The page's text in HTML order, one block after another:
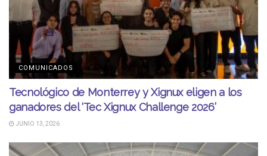
COMUNICADOS
Tecnológico de Monterrey y Xignux eligen a los
ganadores del ‘Tec Xignux Challenge 2026’
JUNIO 13, 2026